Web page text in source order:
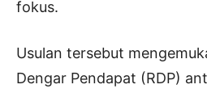
fokus.
Usulan tersebut
Dengar Pendapat (RDP)